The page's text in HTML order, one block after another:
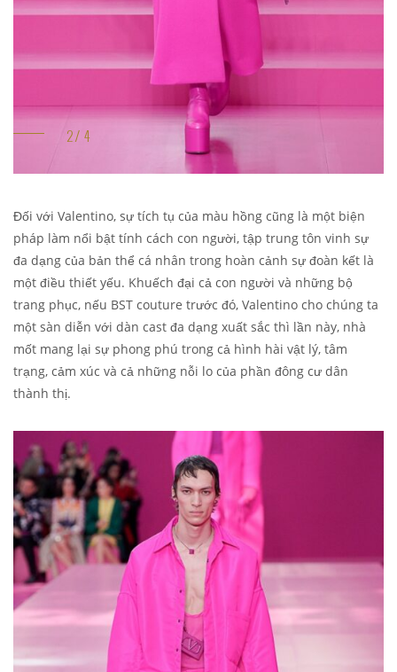
Đối với Valentino, sự tích tụ của màu hồng cũng là một biện
pháp làm nổi bật tính cách con người, tập trung tôn vinh sự
đa dạng của bản thể cá nhân trong hoàn cảnh sự đoàn kết là
một điều thiết yếu. Khuếch đại cả con người và những bộ
trang phục, nếu BST couture trước đó, Valentino cho chúng ta
một sàn diễn với dàn cast đa dạng xuất sắc thì lần này, nhà
mốt mang lại sự phong phú trong cả hình hài vật lý, tâm
trạng, cảm xúc và cả những nỗi lo của phần đông cư dân
thành thị.